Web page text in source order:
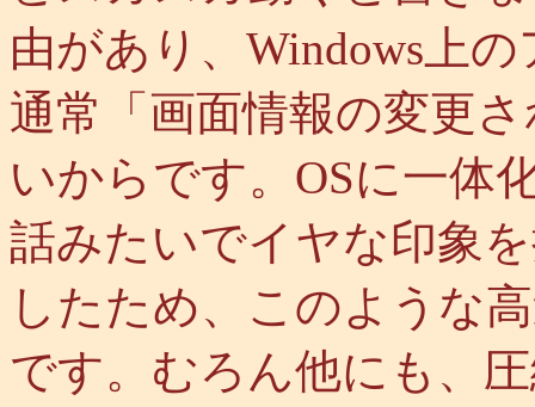
由があり、Windows上
通常「画面情報の変更
いからです。OSに一体
話みたいでイヤな印象
したため、このような
です。むろん他にも、